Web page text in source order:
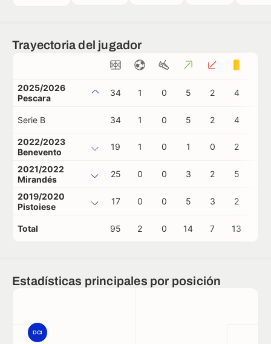
Trayectoria del jugador
2025/2026
Pescara
34 1 0 5 2 4
Serie B 34 1 0 5 2 4
2022/2023
Benevento
19 1 0 1 0 2
2021/2022
Mirandés
25 0 0 3 2 5
2019/2020
Pistoiese
17 0 0 5 3 2
Total 95 2 0 14 7 13
Estadísticas principales por posición
DCI